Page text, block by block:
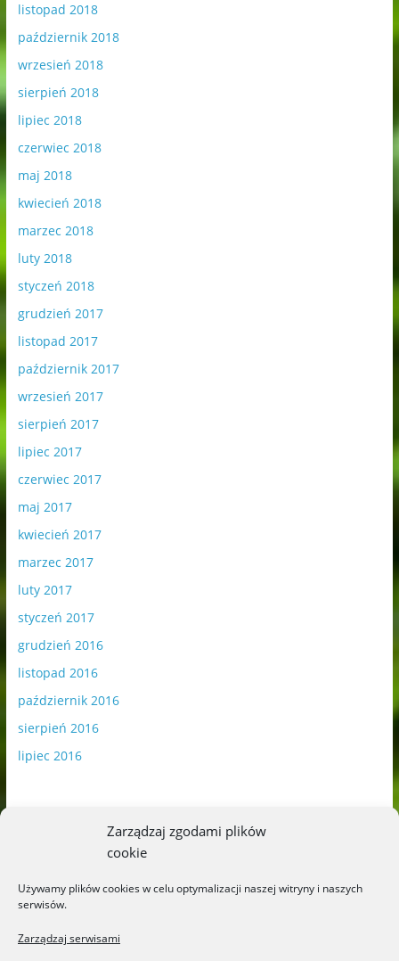
Zarządzaj zgodami plików
cookie
Używamy plików cookies w celu optymalizacji naszej witryny i naszych
serwisów.
Zarządzaj serwisami
listopad 2018
październik 2018
wrzesień 2018
sierpień 2018
lipiec 2018
czerwiec 2018
maj 2018
kwiecień 2018
marzec 2018
luty 2018
styczeń 2018
grudzień 2017
listopad 2017
październik 2017
wrzesień 2017
sierpień 2017
lipiec 2017
czerwiec 2017
maj 2017
kwiecień 2017
marzec 2017
luty 2017
styczeń 2017
grudzień 2016
listopad 2016
październik 2016
sierpień 2016
lipiec 2016